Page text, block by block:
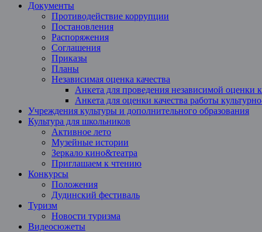
Муниципальное
учреждение
Документы
Противодействие коррупции
Постановления
Распоряжения
Соглашения
Приказы
Планы
Независимая оценка качества
Анкета для проведения независимой оценки
Анкета для оценки качества работы
Учреждения культуры и дополнительного образования
Культура для школьников
Активное лето
Музейные истории
Зеркало кино&театра
Приглашаем к чтению
Конкурсы
Положения
Дудинский фестиваль
Туризм
Новости туризма
Видеосюжеты